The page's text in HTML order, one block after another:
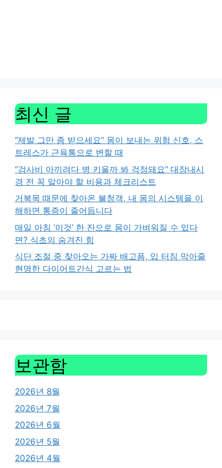
최신 글
“제발 그만 좀 받으세요” 몸이 보내는 위험 신호, 스
트레스가 근육통으로 변할 때
“검사비 아끼려다 병 키울까 봐 걱정돼요” 대장내시
경 전 꼭 알아야 할 비용과 체크리스트
거북목 때문에 찾아온 불청객, 내 몸의 시스템을 이
해하면 통증이 줄어듭니다
매일 아침 ‘이것’ 한 잔으로 몸이 가벼워질 수 있다
면? 식초의 숨겨진 힘
식단 조절 중 찾아오는 가짜 배고픔, 입 터짐 막아줄
현명한 다이어트간식 고르는 법
보관함
2026년 8월
2026년 7월
2026년 6월
2026년 5월
2026년 4월